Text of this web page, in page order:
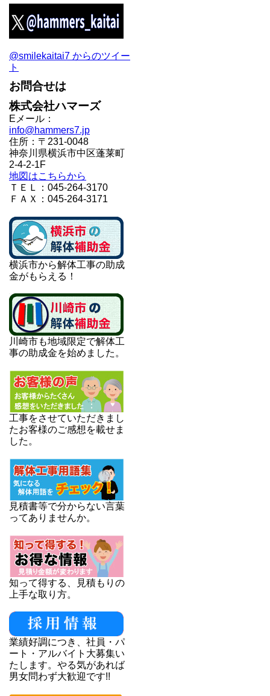
@smilekaitai7 からのツイー
ト
お問合せは
株式会社ハマーズ
Eメール：
info@hammers7.jp
住所：〒231-0048
神奈川県横浜市中区蓬莱町
2-4-2-1F
地図はこちらから
ＴＥＬ：045-264-3170
ＦＡＸ：045-264-3171
横浜市から解体工事の助成
金がもらえる！
川崎市も地域限定で解体工
事の助成金を始めました。
工事をさせていただきまし
たお客様のご感想を載せま
した。
見積書等で分からない言葉
ってありませんか。
知って得する、見積もりの
上手な取り方。
業績好調につき、社員・パ
ート・アルバイト大募集い
たします。やる気があれば
男女問わず大歓迎です!!